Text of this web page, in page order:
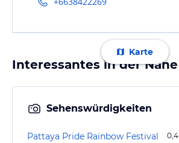
Karte
Interessantes in der Nähe
Sehenswürdigkeiten
Pattaya Pride Rainbow Festival 0,4